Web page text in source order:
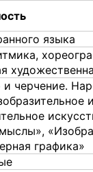
языка
и черчение.
графика»